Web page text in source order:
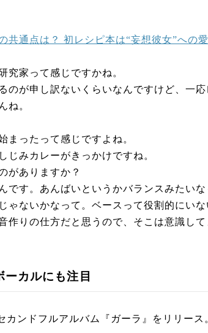
共通点は？ 初レシピ本は“妄想彼女”への
究家って感じですかね。
のが申し訳ないくらいなんですけど、一応
ね。
まったって感じですよね。
じみカレーがきっかけですね。
がありますか？
です。あんばいというかバランスみたい
ゃないかなって。ベースって役割的にい
作りの仕方だと思うので、そこは意識して
カルにも注目
ンドフルアルバム『ガーラ』をリリー